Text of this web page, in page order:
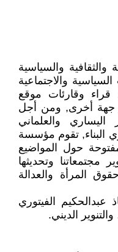
والسياسية
والاجتماعية
قراء وقارئات موقع
جهة أخرى, ومن أجل
اليساري والعلماني
البناء, تقوم مؤسسة
حول المواضيع
مجتمعاتنا وتحديثها
المرأة والعدالة
عبدالحكيم الفيتوري
الديني.